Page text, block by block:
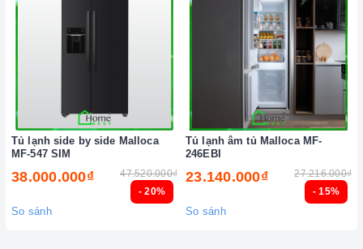
- 20%
Tủ lạnh side by side Malloca
MF-547 SIM
38.000.000₫ 47.520.000₫
So sánh
- 15%
Tủ lạnh âm tủ Malloca MF-
246EBI
23.140.000₫ 27.216.000₫
So sánh